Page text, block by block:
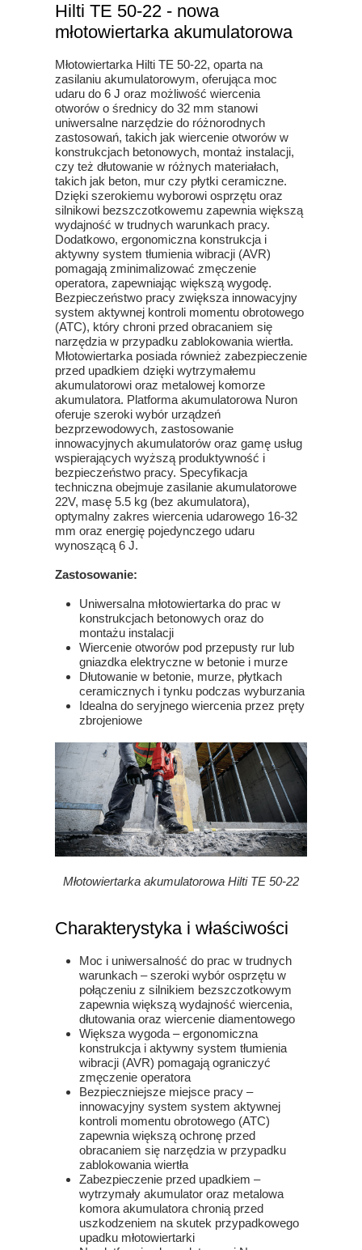
Hilti TE 50-22 - nowa
młotowiertarka akumulatorowa
Młotowiertarka Hilti TE 50-22, oparta na
zasilaniu akumulatorowym, oferująca moc
udaru do 6 J oraz możliwość wiercenia
otworów o średnicy do 32 mm stanowi
uniwersalne narzędzie do różnorodnych
zastosowań, takich jak wiercenie otworów w
konstrukcjach betonowych, montaż instalacji,
czy też dłutowanie w różnych materiałach,
takich jak beton, mur czy płytki ceramiczne.
Dzięki szerokiemu wyborowi osprzętu oraz
silnikowi bezszczotkowemu zapewnia większą
wydajność w trudnych warunkach pracy.
Dodatkowo, ergonomiczna konstrukcja i
aktywny system tłumienia wibracji (AVR)
pomagają zminimalizować zmęczenie
operatora, zapewniając większą wygodę.
Bezpieczeństwo pracy zwiększa innowacyjny
system aktywnej kontroli momentu obrotowego
(ATC), który chroni przed obracaniem się
narzędzia w przypadku zablokowania wiertła.
Młotowiertarka posiada również zabezpieczenie
przed upadkiem dzięki wytrzymałemu
akumulatorowi oraz metalowej komorze
akumulatora. Platforma akumulatorowa Nuron
oferuje szeroki wybór urządzeń
bezprzewodowych, zastosowanie
innowacyjnych akumulatorów oraz gamę usług
wspierających wyższą produktywność i
bezpieczeństwo pracy. Specyfikacja
techniczna obejmuje zasilanie akumulatorowe
22V, masę 5.5 kg (bez akumulatora),
optymalny zakres wiercenia udarowego 16-32
mm oraz energię pojedynczego udaru
wynoszącą 6 J.
Zastosowanie:
Uniwersalna młotowiertarka do prac w
konstrukcjach betonowych oraz do
montażu instalacji
Wiercenie otworów pod przepusty rur lub
gniazdka elektryczne w betonie i murze
Dłutowanie w betonie, murze, płytkach
ceramicznych i tynku podczas wyburzania
Idealna do seryjnego wiercenia przez pręty
zbrojeniowe
Młotowiertarka akumulatorowa Hilti TE 50-22
Charakterystyka i właściwości
Moc i uniwersalność do prac w trudnych
warunkach – szeroki wybór osprzętu w
połączeniu z silnikiem bezszczotkowym
zapewnia większą wydajność wiercenia,
dłutowania oraz wiercenie diamentowego
Większa wygoda – ergonomiczna
konstrukcja i aktywny system tłumienia
wibracji (AVR) pomagają ograniczyć
zmęczenie operatora
Bezpieczniejsze miejsce pracy –
innowacyjny system system aktywnej
kontroli momentu obrotowego (ATC)
zapewnia większą ochronę przed
obracaniem się narzędzia w przypadku
zablokowania wiertła
Zabezpieczenie przed upadkiem –
wytrzymały akumulator oraz metalowa
komora akumulatora chronią przed
uszkodzeniem na skutek przypadkowego
upadku młotowiertarki